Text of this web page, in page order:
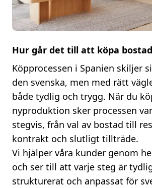
Hur går det till att köpa
Köpprocessen i Spanien skiljer
den svenska, men med rätt
både tydlig och trygg. När du
nyproduktion sker processen
stegvis, från val av bostad till
kontrakt och slutligt tillträde.
Vi hjälper våra kunder genom
och ser till att varje steg är
strukturerat och anpassat för